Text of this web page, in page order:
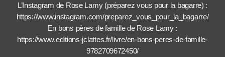
L’Instagram de Rose Lamy (préparez vous pour la bagarre) :
https://www.instagram.com/preparez_vous_pour_la_bagarre/
En bons pères de famille de Rose Lamy :
https://www.editions-jclattes.fr/livre/en-bons-peres-de-famille-
9782709672450/